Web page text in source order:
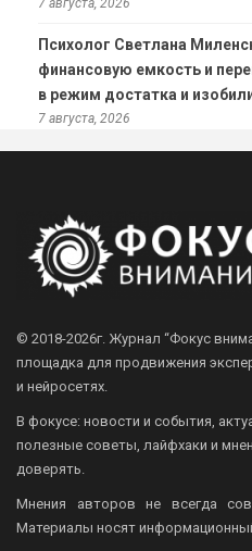
7 августа, 2026
Психолог Светлана
финансовую емкость и
в режим достатка и
7 августа, 2026
© 2018-2026г. Журнал “Фокус
площадка для продвижения
и нейросетях.
В фокусе: новости и события,
полезные советы, лайфхаки и
доверять.
Мнения авторов не всегда
Материалы носят